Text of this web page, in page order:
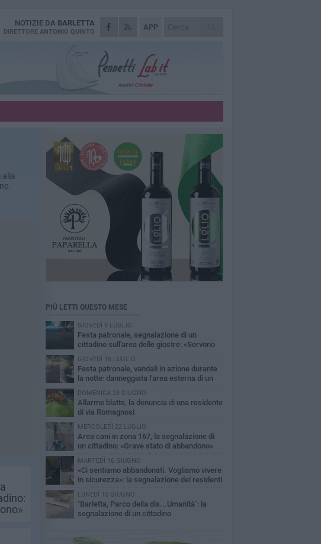
APP
NOTIZIE DA BARLETTA
DIRETTORE ANTONIO QUINTO
alla
PIÙ LETTI QUESTO MESE
GIOVEDÌ 9 LUGLIO
Festa patronale, segnalazione di un
cittadino sull'area delle giostre: «Servono
più controlli»
GIOVEDÌ 16 LUGLIO
Festa patronale, vandali in azione durante
la notte: danneggiata l'area esterna di un
ristorante a Barletta
DOMENICA 28 GIUGNO
Allarme blatte, la denuncia di una residente
di via Romagnosi
MERCOLEDÌ 22 LUGLIO
Area cani in zona 167, la segnalazione di
un cittadino: «Grave stato di abbandono»
MARTEDÌ 16 GIUGNO
«Ci sentiamo abbandonati. Vogliamo vivere
in sicurezza»: la segnalazione dei residenti
in Via Lattanzio
LUNEDÌ 15 GIUGNO
"Barletta, Parco della dis...Umanità": la
segnalazione di un cittadino